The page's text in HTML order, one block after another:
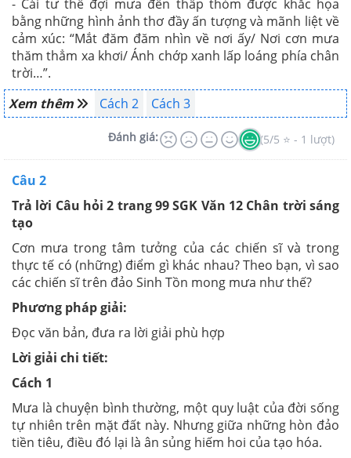
- Cái tư thế đợi mưa đến thấp thỏm được khắc họa
bằng những hình ảnh thơ đầy ấn tượng và mãnh liệt về
cảm xúc: “Mắt đăm đăm nhìn về nơi ấy/ Nơi cơn mưa
thăm thẳm xa khơi/ Ánh chớp xanh lấp loáng phía chân
trời…”.
Xem thêm
Cách 2 Cách 3
Đánh giá: (5/5 ⭐ - 1 lượt)
Câu 2
Trả lời Câu hỏi 2 trang 99 SGK Văn 12 Chân trời sáng
tạo
Cơn mưa trong tâm tưởng của các chiến sĩ và trong
thực tế có (những) điểm gì khác nhau? Theo bạn, vì sao
các chiến sĩ trên đảo Sinh Tồn mong mưa như thế?
Phương pháp giải:
Đọc văn bản, đưa ra lời giải phù hợp
Lời giải chi tiết:
Cách 1
Mưa là chuyện bình thường, một quy luật của đời sống
tự nhiên trên mặt đất này. Nhưng giữa những hòn đảo
tiền tiêu, điều đó lại là ân sủng hiếm hoi của tạo hóa.